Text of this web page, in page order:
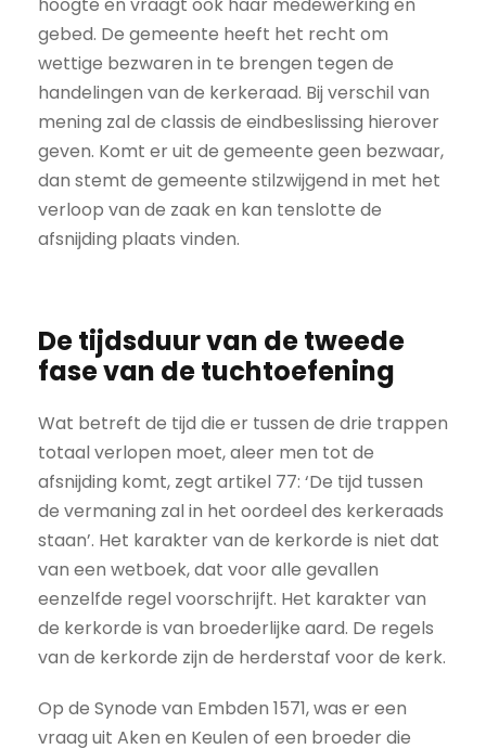
gebed. De gemeente heeft het recht om
wettige bezwaren in te brengen tegen de
handelingen van de kerkeraad. Bij verschil van
mening zal de classis de eindbeslissing hierover
geven. Komt er uit de gemeente geen bezwaar,
dan stemt de gemeente stilzwijgend in met het
verloop van de zaak en kan tenslotte de
afsnijding plaats vinden.
De tijdsduur van de tweede
fase van de tuchtoefening
Wat betreft de tijd die er tussen de drie trappen
totaal verlopen moet, aleer men tot de
afsnijding komt, zegt artikel 77: ‘De tijd tussen
de vermaning zal in het oordeel des kerkeraads
staan’. Het karakter van de kerkorde is niet dat
van een wetboek, dat voor alle gevallen
eenzelfde regel voorschrijft. Het karakter van
de kerkorde is van broederlijke aard. De regels
van de kerkorde zijn de herderstaf voor de kerk.
Op de Synode van Embden 1571, was er een
vraag uit Aken en Keulen of een broeder die